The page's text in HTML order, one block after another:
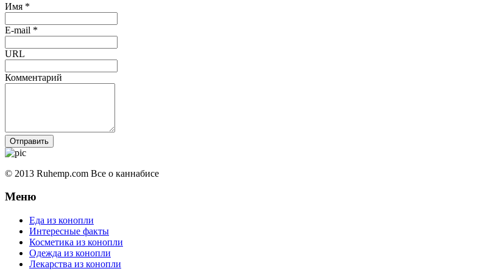
Имя *
E-mail *
URL
Комментарий
© 2013 Ruhemp.com Все о каннабисе
Меню
Еда из конопли
Интересные факты
Косметика из конопли
Одежда из конопли
Лекарства из конопли